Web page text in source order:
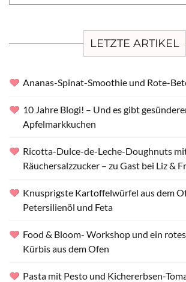
LETZTE ARTIKEL
Ananas-Spinat-Smoothie und Rote-
10 Jahre Blogi! – Und es gibt
Apfelmarkkuchen
Ricotta-Dulce-de-Leche-Doughnuts
Räuchersalzzucker – zu Gast bei Liz &
Knusprigste Kartoffelwürfel aus dem
Petersilienöl und Feta
Food & Bloom- Workshop und ein
Kürbis aus dem Ofen
Pasta mit Pesto und Kichererbsen-